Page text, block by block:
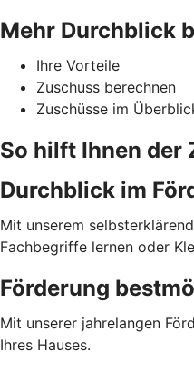
Mehr Durchblick
Ihre Vorteile
Zuschuss berechnen
Zuschüsse im
So hilft Ihnen der
Durchblick im
Mit unserem
Fachbegriffe lernen oder
Förderung
Mit unserer jahrelangen
Ihres Hauses.